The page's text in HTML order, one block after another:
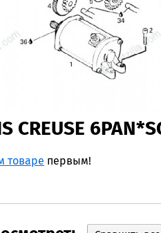
CREUSE
товаре первым!